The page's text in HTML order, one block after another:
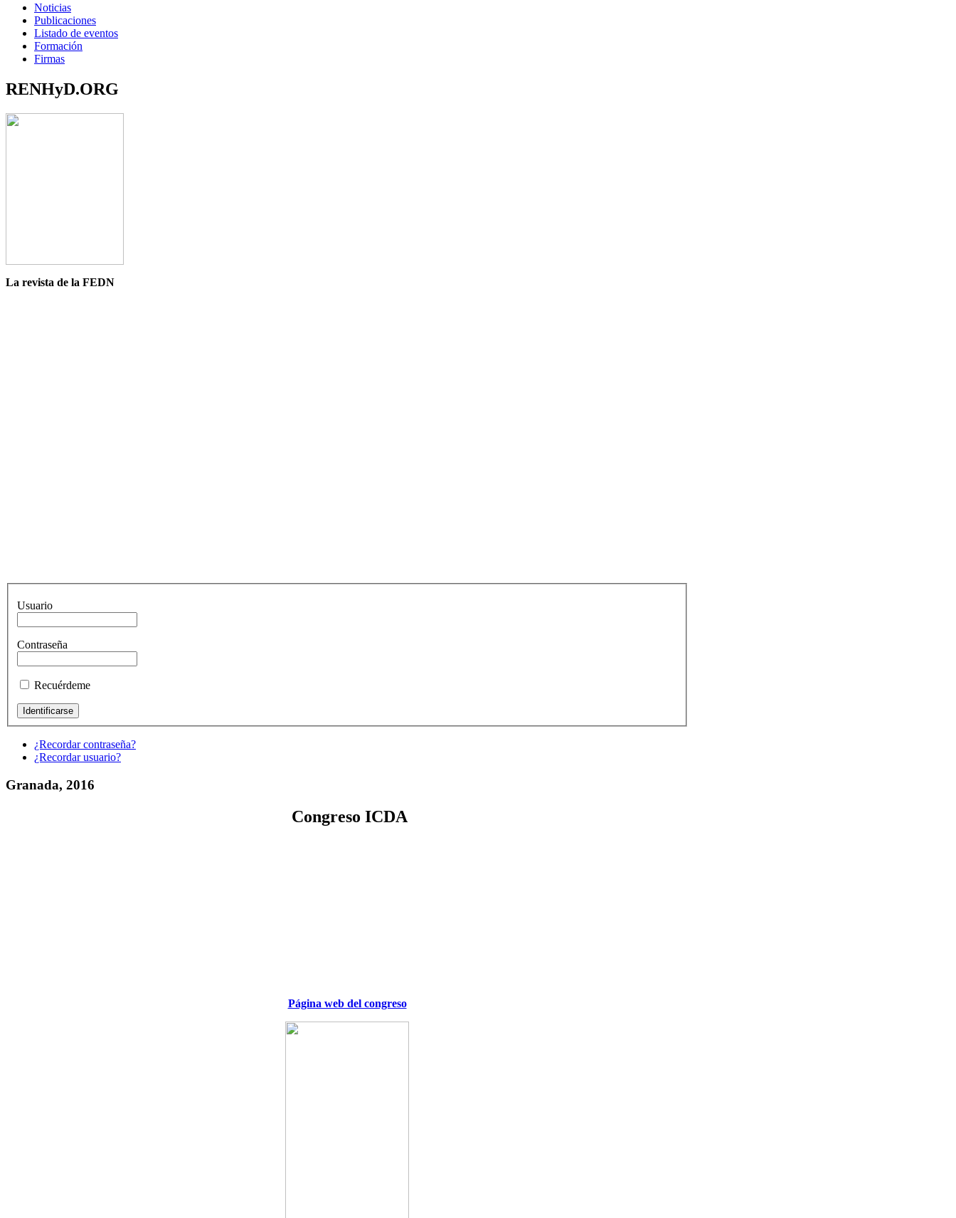
Noticias
Publicaciones
Listado de eventos
Formación
Firmas
RENHyD.ORG
La revista de la FEDN
Usuario
Contraseña
Recuérdeme
¿Recordar contraseña?
¿Recordar usuario?
Granada, 2016
Congreso ICDA
Página web del congreso